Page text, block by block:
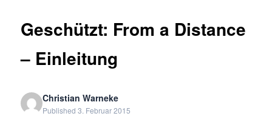
Geschützt: From a Distance
– Einleitung
Christian Warneke
Published 3. Februar 2015